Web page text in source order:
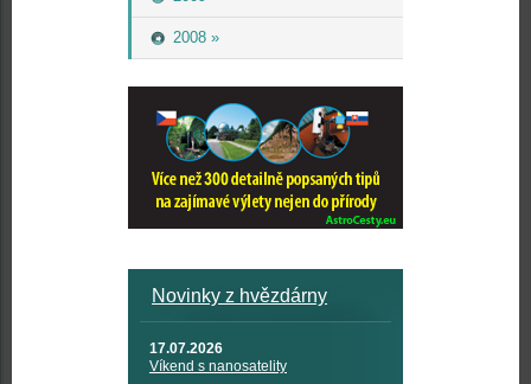
2008 »
Novinky z hvězdárny
17.07.2026
Víkend s nanosatelity